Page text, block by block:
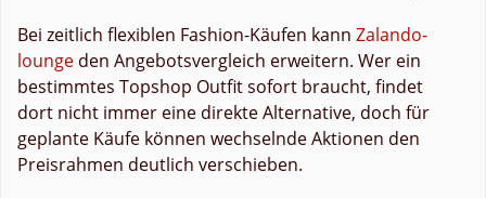
Bei zeitlich flexiblen Fashion-Käufen kann Zalando-
lounge den Angebotsvergleich erweitern. Wer ein
bestimmtes Topshop Outfit sofort braucht, findet
dort nicht immer eine direkte Alternative, doch für
geplante Käufe können wechselnde Aktionen den
Preisrahmen deutlich verschieben.